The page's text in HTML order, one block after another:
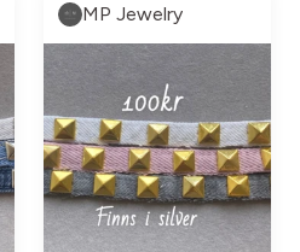
MP Jewelry